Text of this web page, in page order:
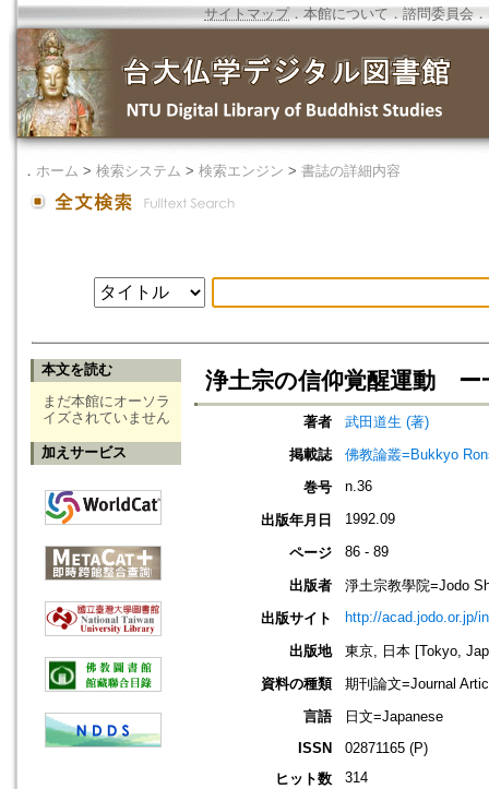
サイトマップ．本館について ． 諮問委員会 ．
． ホーム > 検索システム > 検索エンジン > 書誌の詳細内容
本文を読む
まだ本館にオーソラ
イズされていません
加えサービス
浄土宗の信仰覚醒運動 ー
著者
武田道生 (著)
掲載誌
佛教論叢=Bukkyo
巻号
n.36
出版年月日 1992.09
ページ 86 - 89
出版者
淨土宗教學院=Jodo
出版サイト
http://acad.jodo.or.jp/
出版地
東京, 日本 [Tokyo,
資料の種類
期刊論文=Journal
言語
日文=Japanese
ISSN
02871165 (P)
ヒット数
314